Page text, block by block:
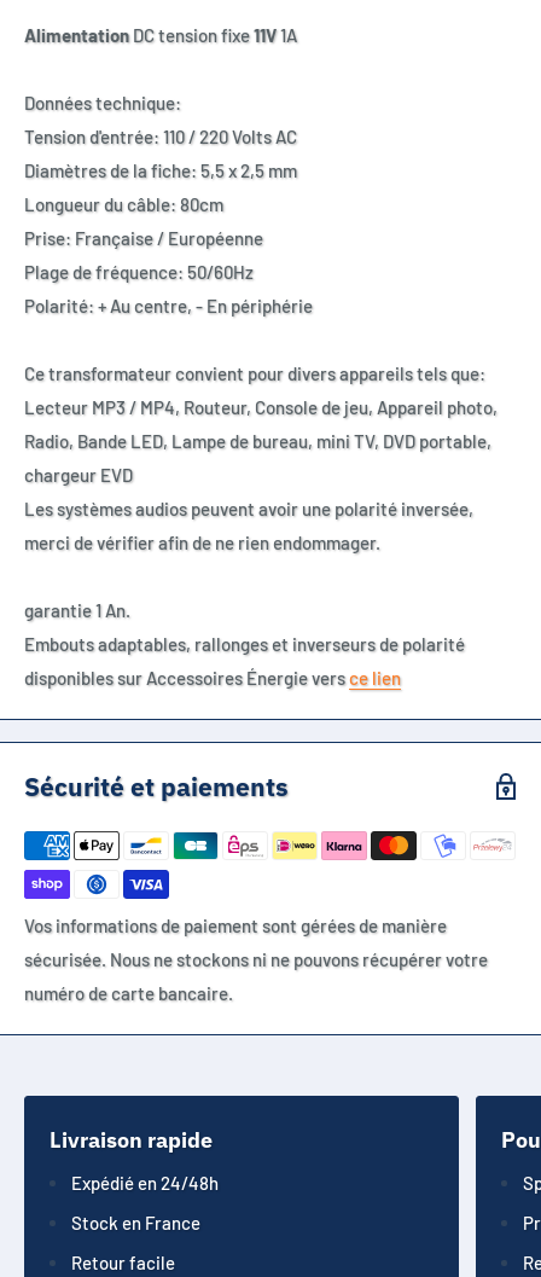
Alimentation DC tension fixe11V1A
Données technique:
Tension d'entrée: 110 / 220 Volts AC
Diamètres de la fiche: 5,5 x 2,5 mm
Longueur du câble: 80cm
Prise: Française / Européenne
Plage de fréquence: 50/60Hz
Polarité: + Au centre, - En périphérie
Ce transformateur convient pour divers appareils tels que:
Lecteur MP3 / MP4, Routeur, Console de jeu, Appareil photo,
Radio, Bande LED, Lampe de bureau, mini TV, DVD portable,
chargeur EVD
Les systèmes audios peuvent avoir une polarité inversée,
merci de vérifier afin de ne rien endommager.
garantie 1 An.
Embouts adaptables, rallonges et inverseurs de polarité
disponibles sur Accessoires Énergie versce lien
Sécurité et paiements
Vos informations de paiement sont gérées de manière
sécurisée. Nous ne stockons ni ne pouvons récupérer votre
numéro de carte bancaire.
Livraison rapide
Expédié en 24/48h
Stock en France
Retour facile